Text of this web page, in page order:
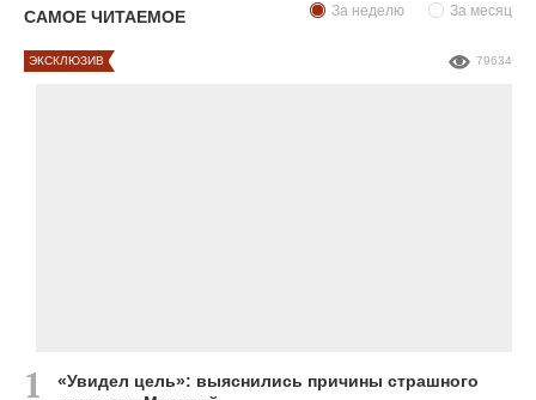
САМОЕ ЧИТАЕМОЕ За неделю За месяц
«Увидел цель»: выяснились причины страшного
ЭКСКЛЮЗИВ 79634